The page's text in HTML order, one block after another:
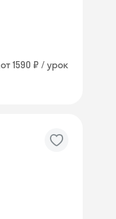
от 1590 ₽ / урок